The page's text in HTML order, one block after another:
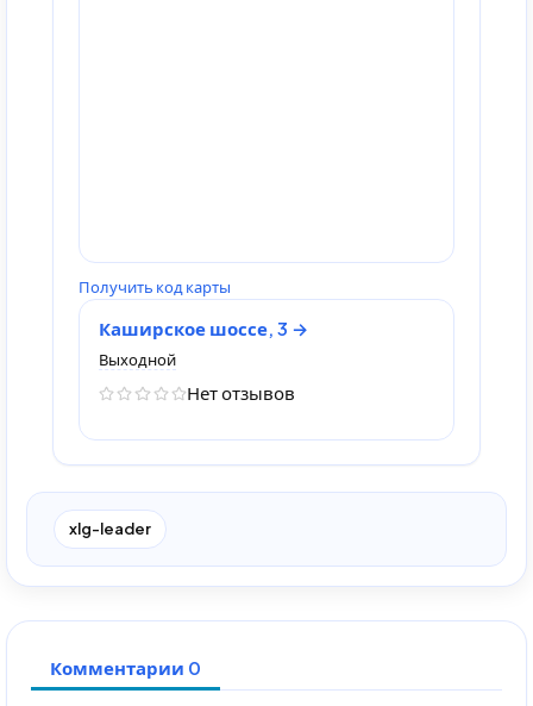
Каширское шоссе, 3
Выходной
Нет отзывов
Получить код карты
xlg-leader
Комментарии 0